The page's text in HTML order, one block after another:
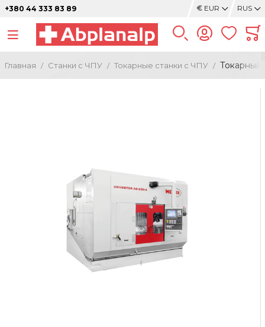
+380 44 333 83 89 € EUR RUS
Главная Станки с ЧПУ Токарные станки с ЧПУ Токарный